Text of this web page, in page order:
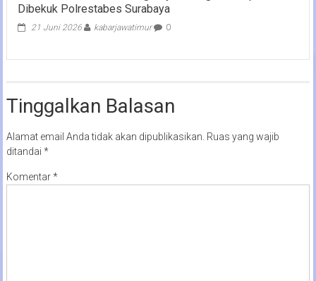
Dibekuk Polrestabes Surabaya
21 Juni 2026 kabarjawatimur 0
Tinggalkan Balasan
Alamat email Anda tidak akan dipublikasikan. Ruas yang wajib
ditandai *
Komentar*